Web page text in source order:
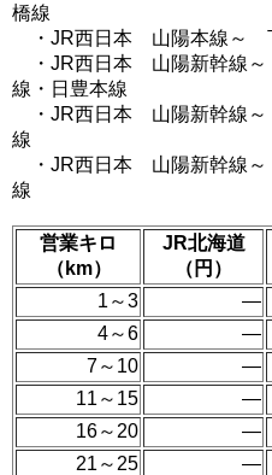
橋線
・JR西日本 山陽本線～
・JR西日本 山陽新幹線
線・日豊本線
・JR西日本 山陽新幹線
線
・JR西日本 山陽新幹線
線
営業キロ
（km）
JR北海道
（円）
1～3 ―
4～6
―
7～10
―
11～15
―
16～20
―
21～25
―